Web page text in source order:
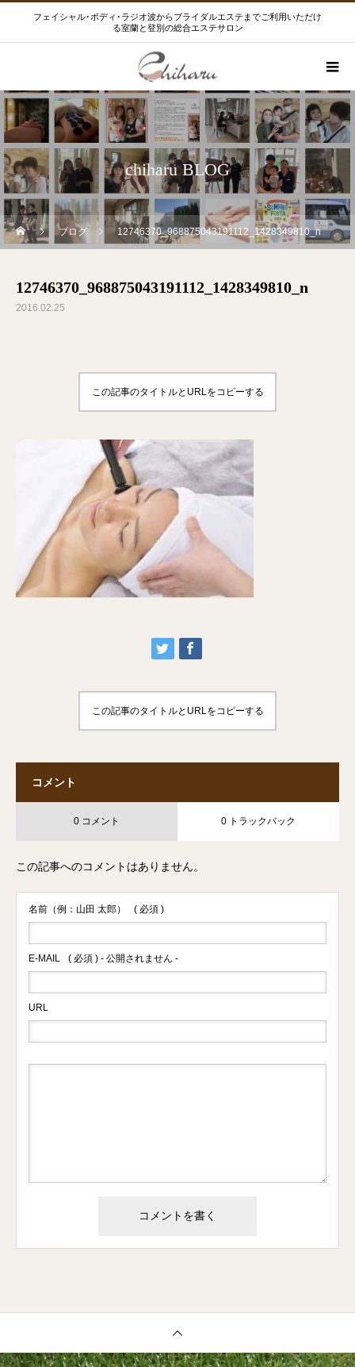
フェイシャル･ボディ･ラジオ波からブライダルエステまでご利用いただけ
る室蘭と登別の総合エステサロン
chiharu BLOG
ブログ 12746370_968875043191112_1428349810_n
12746370_968875043191112_1428349810_n
2016.02.25
この記事のタイトルとURLをコピーする
この記事のタイトルとURLをコピーする
コメント
0 コメント 0 トラックバック
この記事へのコメントはありません。
名前（例：山田 太郎） ( 必須 )
E-MAIL ( 必須 ) - 公開されません -
URL